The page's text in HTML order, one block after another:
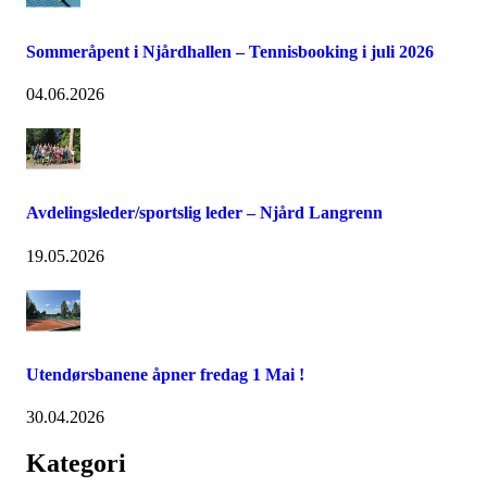
Sommeråpent i Njårdhallen – Tennisbooking i juli 2026
04.06.2026
Avdelingsleder/sportslig leder – Njård Langrenn
19.05.2026
Utendørsbanene åpner fredag 1 Mai !
30.04.2026
Kategori